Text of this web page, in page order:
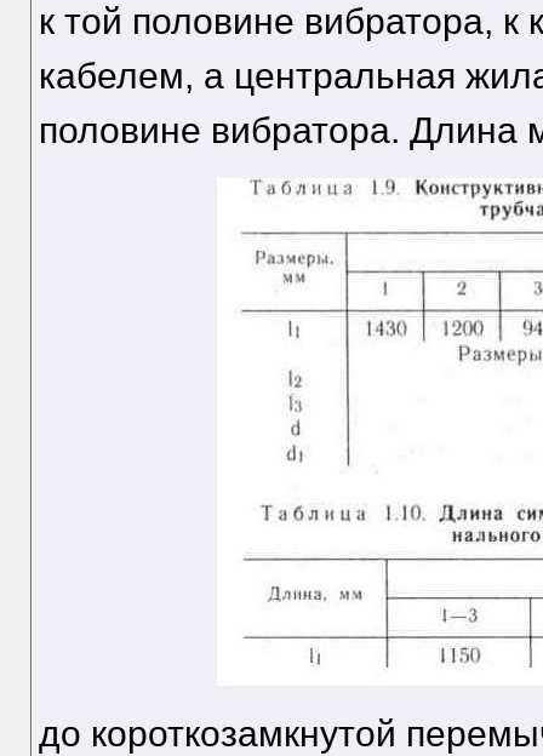
к той половине вибратора, к
кабелем, а центральная
половине вибратора. Длина
до короткозамкнутой